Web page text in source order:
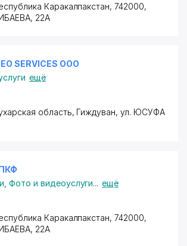
Каракалпакстан, 742000,
, 22А
SERVICES ООО
ещё
область, Гиждуван, ул. ЮСУФА
,Фото и видеоуслуги... ещё
Каракалпакстан, 742000,
, 22А